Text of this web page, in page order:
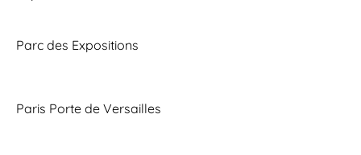
Parc des Expositions
Paris Porte de Versailles